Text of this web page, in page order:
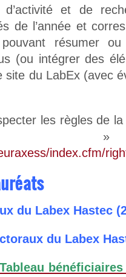
et de
de l’année et
résumer
(ou intégrer des
site du LabEx (avec
les règles de
index.cfm/
du Labex Hastec
du Labex